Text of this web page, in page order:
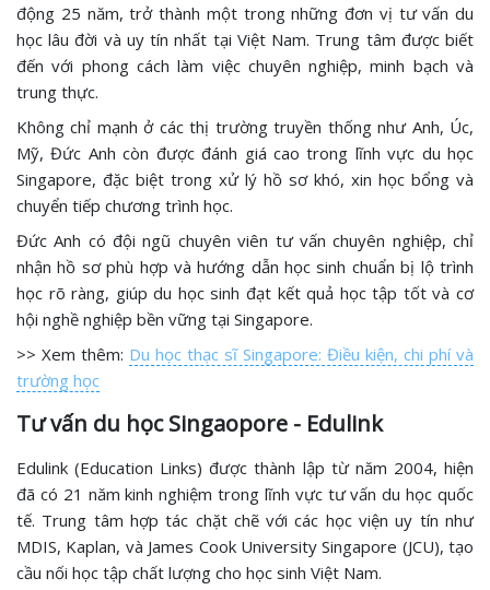
động 25 năm, trở thành một trong những đơn vị tư vấn du
học lâu đời và uy tín nhất tại Việt Nam. Trung tâm được biết
đến với phong cách làm việc chuyên nghiệp, minh bạch và
trung thực.
Không chỉ mạnh ở các thị trường truyền thống như Anh, Úc,
Mỹ, Đức Anh còn được đánh giá cao trong lĩnh vực du học
Singapore, đặc biệt trong xử lý hồ sơ khó, xin học bổng và
chuyển tiếp chương trình học.
Đức Anh có đội ngũ chuyên viên tư vấn chuyên nghiệp, chỉ
nhận hồ sơ phù hợp và hướng dẫn học sinh chuẩn bị lộ trình
học rõ ràng, giúp du học sinh đạt kết quả học tập tốt và cơ
hội nghề nghiệp bền vững tại Singapore.
>> Xem thêm: Du học thạc sĩ Singapore: Điều kiện, chi phí và
trường học
Tư vấn du học Singaopore - Edulink
Edulink (Education Links) được thành lập từ năm 2004, hiện
đã có 21 năm kinh nghiệm trong lĩnh vực tư vấn du học quốc
tế. Trung tâm hợp tác chặt chẽ với các học viện uy tín như
MDIS, Kaplan, và James Cook University Singapore (JCU), tạo
cầu nối học tập chất lượng cho học sinh Việt Nam.